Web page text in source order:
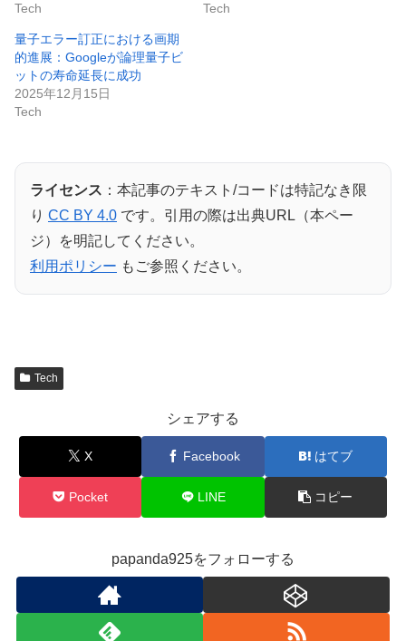
Tech
Tech
量子エラー訂正における画期
的進展：Googleが論理量子ビ
ットの寿命延長に成功
2025年12月15日
Tech
ライセンス ：本記事のテキスト/コードは特記なき限
り CC BY 4.0 です。引用の際は出典URL（本ペー
ジ）を明記してください。
利用ポリシー もご参照ください。
Tech
シェアする
X Facebook はてブ
Pocket LINE コピー
papanda925をフォローする